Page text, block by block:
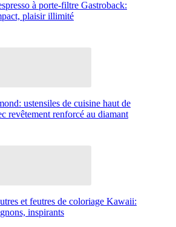
à porte-filtre Gastroback:
plaisir illimité
ustensiles de cuisine haut de
revêtement renforcé au diamant
et feutres de coloriage Kawaii:
inspirants